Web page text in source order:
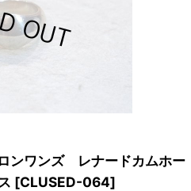
ンワンズ レナードカムホー
[CLUSED-064]